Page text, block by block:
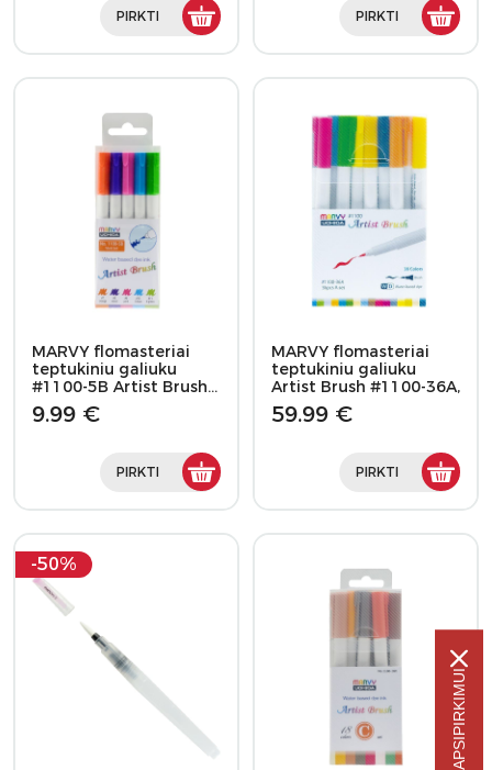
PIRKTI PIRKTI
MARVY flomasteriai
teptukiniu galiuku
#1100-5B Artist Brush…
9.99 €
PIRKTI
MARVY flomasteriai
teptukiniu galiuku
Artist Brush #1100-36A,
…
59.99 €
PIRKTI
-50%